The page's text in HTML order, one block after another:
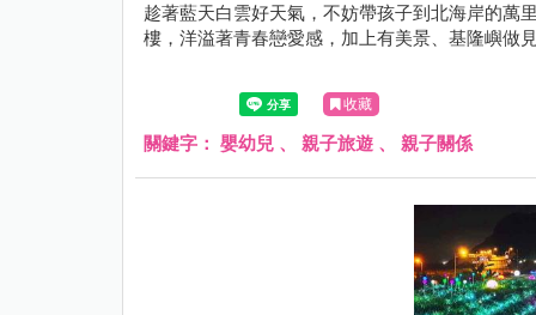
趁著藍天白雲好天氣，不妨帶孩子到北海岸的萬
樓，洋溢著青春戀愛感，加上有美景、基隆嶼做
收藏
關鍵字： 嬰幼兒 、 親子旅遊 、 親子關係